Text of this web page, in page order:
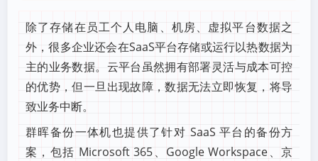
除了存储在员工个人电脑、机房、虚拟平台数据之
外，很多企业还会在SaaS平台存储或运行以热数据为
主的业务数据。云平台虽然拥有部署灵活与成本可控
的优势，但一旦出现故障，数据无法立即恢复，将导
致业务中断。
群晖备份一体机也提供了针对 SaaS 平台的备份方
案，包括 Microsoft 365、Google Workspace、京